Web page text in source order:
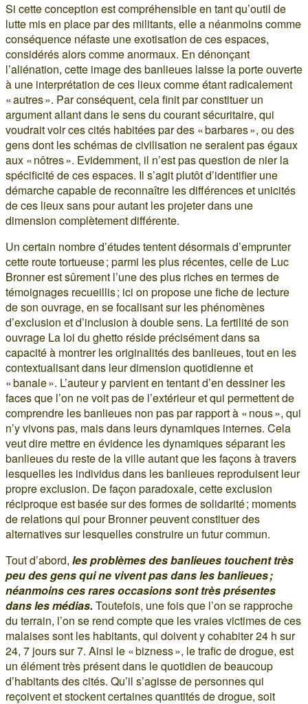
Si cette conception est compréhensible en tant qu’outil de
lutte mis en place par des militants, elle a néanmoins comme
conséquence néfaste une exotisation de ces espaces,
considérés alors comme anormaux. En dénonçant
l’aliénation, cette image des banlieues laisse la porte ouverte
à une interprétation de ces lieux comme étant radicalement
« autres ». Par conséquent, cela finit par constituer un
argument allant dans le sens du courant sécuritaire, qui
voudrait voir ces cités habitées par des « barbares », ou des
gens dont les schémas de civilisation ne seraient pas égaux
aux « nôtres ». Evidemment, il n’est pas question de nier la
spécificité de ces espaces. Il s’agit plutôt d’identifier une
démarche capable de reconnaître les différences et unicités
de ces lieux sans pour autant les projeter dans une
dimension complètement différente.
Un certain nombre d’études tentent désormais d’emprunter
cette route tortueuse ; parmi les plus récentes, celle de Luc
Bronner est sûrement l’une des plus riches en termes de
témoignages recueillis ; ici on propose une fiche de lecture
de son ouvrage, en se focalisant sur les phénomènes
d’exclusion et d’inclusion à double sens. La fertilité de son
ouvrage La loi du ghetto réside précisément dans sa
capacité à montrer les originalités des banlieues, tout en les
contextualisant dans leur dimension quotidienne et
« banale ». L’auteur y parvient en tentant d’en dessiner les
faces que l’on ne voit pas de l’extérieur et qui permettent de
comprendre les banlieues non pas par rapport à « nous », qui
n’y vivons pas, mais dans leurs dynamiques internes. Cela
veut dire mettre en évidence les dynamiques séparant les
banlieues du reste de la ville autant que les façons à travers
lesquelles les individus dans les banlieues reproduisent leur
propre exclusion. De façon paradoxale, cette exclusion
réciproque est basée sur des formes de solidarité ; moments
de relations qui pour Bronner peuvent constituer des
alternatives sur lesquelles construire un futur commun.
Tout d’abord, les problèmes des banlieues touchent très
peu des gens qui ne vivent pas dans les banlieues ;
néanmoins ces rares occasions sont très présentes
dans les médias.Toutefois, une fois que l’on se rapproche
du terrain, l’on se rend compte que les vraies victimes de ces
malaises sont les habitants, qui doivent y cohabiter 24 h sur
24, 7 jours sur 7. Ainsi le « bizness », le trafic de drogue, est
un élément très présent dans le quotidien de beaucoup
d’habitants des cités. Qu’il s’agisse de personnes qui
reçoivent et stockent certaines quantités de drogue, soit